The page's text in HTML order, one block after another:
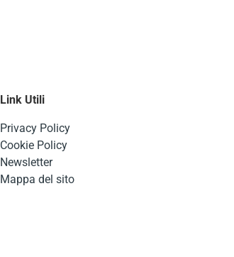
Link Utili
Privacy Policy
Cookie Policy
Newsletter
Mappa del sito